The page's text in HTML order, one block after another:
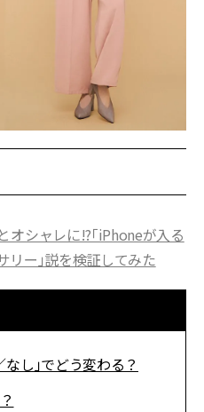
シャレに!?「iPhoneが入る
ー」説を検証してみた
なし」でどう変わる？